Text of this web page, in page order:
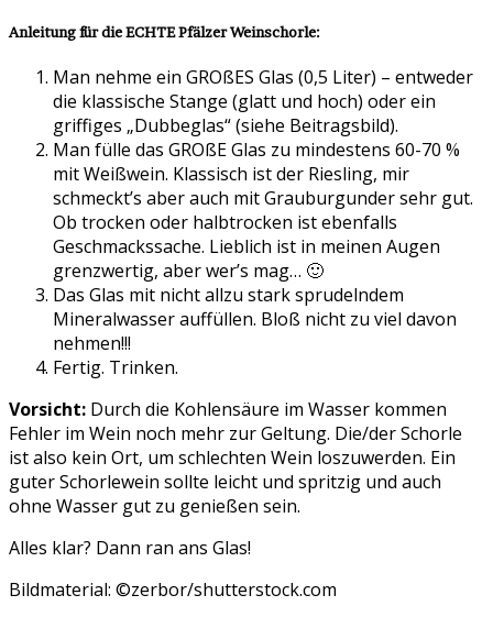
Anleitung für die ECHTE Pfälzer Weinschorle:
Man nehme ein GROßES Glas (0,5 Liter) – entweder
die klassische Stange (glatt und hoch) oder ein
griffiges „Dubbeglas“ (siehe Beitragsbild).
Man fülle das GROßE Glas zu mindestens 60-70 %
mit Weißwein. Klassisch ist der Riesling, mir
schmeckt’s aber auch mit Grauburgunder sehr gut.
Ob trocken oder halbtrocken ist ebenfalls
Geschmackssache. Lieblich ist in meinen Augen
grenzwertig, aber wer’s mag… 🙂
Das Glas mit nicht allzu stark sprudelndem
Mineralwasser auffüllen. Bloß nicht zu viel davon
nehmen!!!
Fertig. Trinken.
Vorsicht: Durch die Kohlensäure im Wasser kommen
Fehler im Wein noch mehr zur Geltung. Die/der Schorle
ist also kein Ort, um schlechten Wein loszuwerden. Ein
guter Schorlewein sollte leicht und spritzig und auch
ohne Wasser gut zu genießen sein.
Alles klar? Dann ran ans Glas!
Bildmaterial: ©zerbor/shutterstock.com